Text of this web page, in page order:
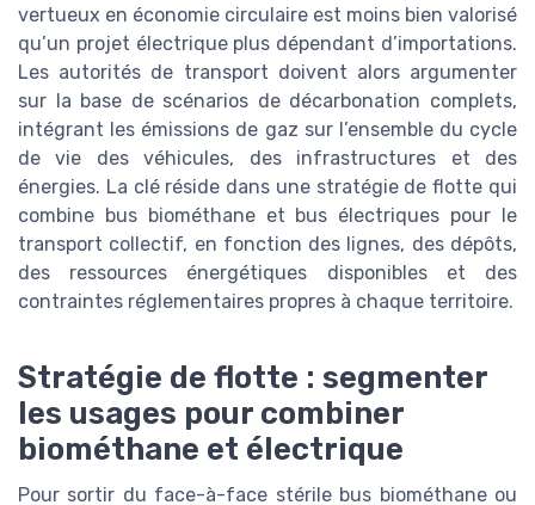
vertueux en économie circulaire est moins bien valorisé
qu’un projet électrique plus dépendant d’importations.
Les autorités de transport doivent alors argumenter
sur la base de scénarios de décarbonation complets,
intégrant les émissions de gaz sur l’ensemble du cycle
de vie des véhicules, des infrastructures et des
énergies. La clé réside dans une stratégie de flotte qui
combine bus biométhane et bus électriques pour le
transport collectif, en fonction des lignes, des dépôts,
des ressources énergétiques disponibles et des
contraintes réglementaires propres à chaque territoire.
Stratégie de flotte : segmenter
les usages pour combiner
biométhane et électrique
Pour sortir du face-à-face stérile bus biométhane ou